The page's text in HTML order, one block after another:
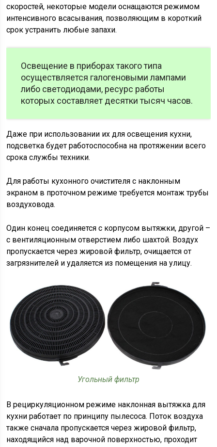
скоростей, некоторые модели оснащаются режимом
интенсивного всасывания, позволяющим в короткий
срок устранить любые запахи.
Освещение в приборах такого типа
осуществляется галогеновыми лампами
либо светодиодами, ресурс работы
которых составляет десятки тысяч часов.
Даже при использовании их для освещения кухни,
подсветка будет работоспособна на протяжении всего
срока службы техники.
Для работы кухонного очистителя с наклонным
экраном в проточном режиме требуется монтаж трубы
воздуховода.
Один конец соединяется с корпусом вытяжки, другой –
с вентиляционным отверстием либо шахтой. Воздух
пропускается через жировой фильтр, очищается от
загрязнителей и удаляется из помещения на улицу.
Угольный фильтр
В рециркуляционном режиме наклонная вытяжка для
кухни работает по принципу пылесоса. Поток воздуха
также сначала пропускается через жировой фильтр,
находящийся над варочной поверхностью, проходит